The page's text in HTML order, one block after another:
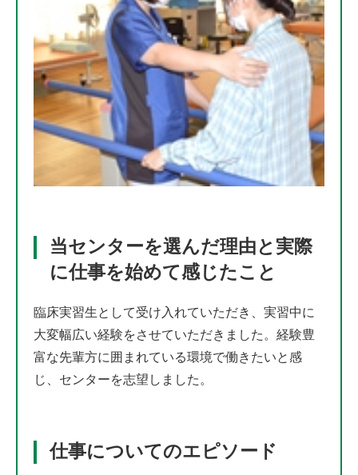
当センターを選んだ理由と実際
に仕事を始めて感じたこと
臨床実習生として受け入れていただき、実習中に
大変幅広い経験をさせていただきました。経験豊
富な先輩方に囲まれている環境で働きたいと感
じ、センターを志望しました。
仕事についてのエピソード